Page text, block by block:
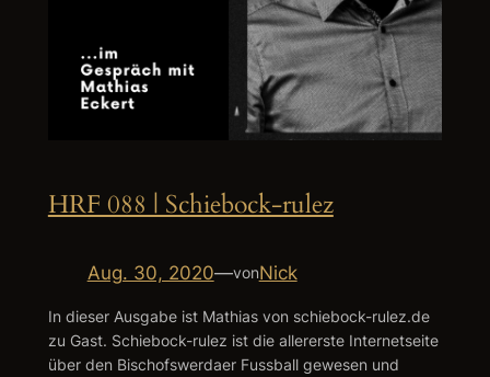
HRF 088 | Schiebock-rulez
Aug. 30, 2020—vonNick
In dieser Ausgabe ist Mathias von schiebock-rulez.de
zu Gast. Schiebock-rulez ist die allererste Internetseite
über den Bischofswerdaer Fussball gewesen und